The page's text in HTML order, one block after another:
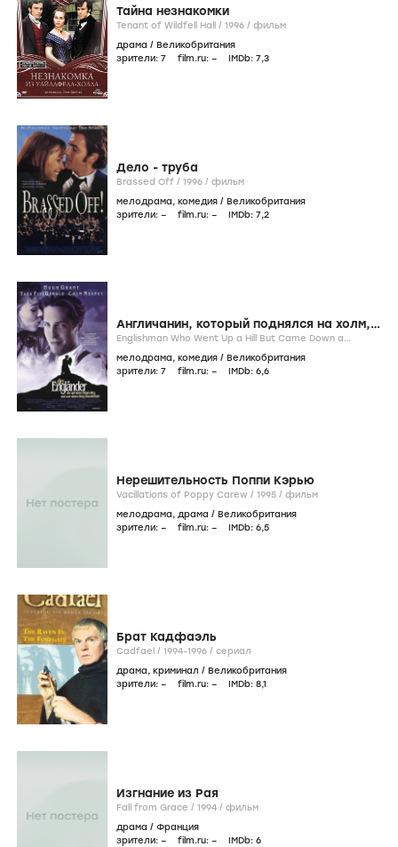
Тайна незнакомки
Tenant of Wildfell Hall / 1996 / фильм
драма / Великобритания
зрители: 7 film.ru: – IMDb: 7,3
Дело - труба
Brassed Off / 1996 / фильм
мелодрама, комедия / Великобритания
зрители: – film.ru: – IMDb: 7,2
Англичанин, который поднялся на холм,
а спустился с горы
Englishman Who Went Up a Hill But Came Down a
мелодрама, комедия / Великобритания
зрители: 7 film.ru: – IMDb: 6,6
Нерешительность Поппи Кэрью
Vacillations of Poppy Carew / 1995 / фильм
мелодрама, драма / Великобритания
зрители: – film.ru: – IMDb: 6,5
Брат Кадфаэль
Cadfael / 1994-1996 / сериал
драма, криминал / Великобритания
зрители: – film.ru: – IMDb: 8,1
Изгнание из Рая
Fall from Grace / 1994 / фильм
драма / Франция
зрители: – film.ru: – IMDb: 6